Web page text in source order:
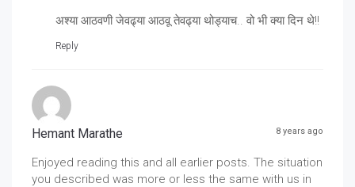
अश्या आठवणी जेवढ्या आठवू तेवढ्या थोड्याच.. वो भी क्या दिन थे!!
Reply
Hemant Marathe 8 years ago
Enjoyed reading this and all earlier posts. The situation
you described was more or less the same with us in